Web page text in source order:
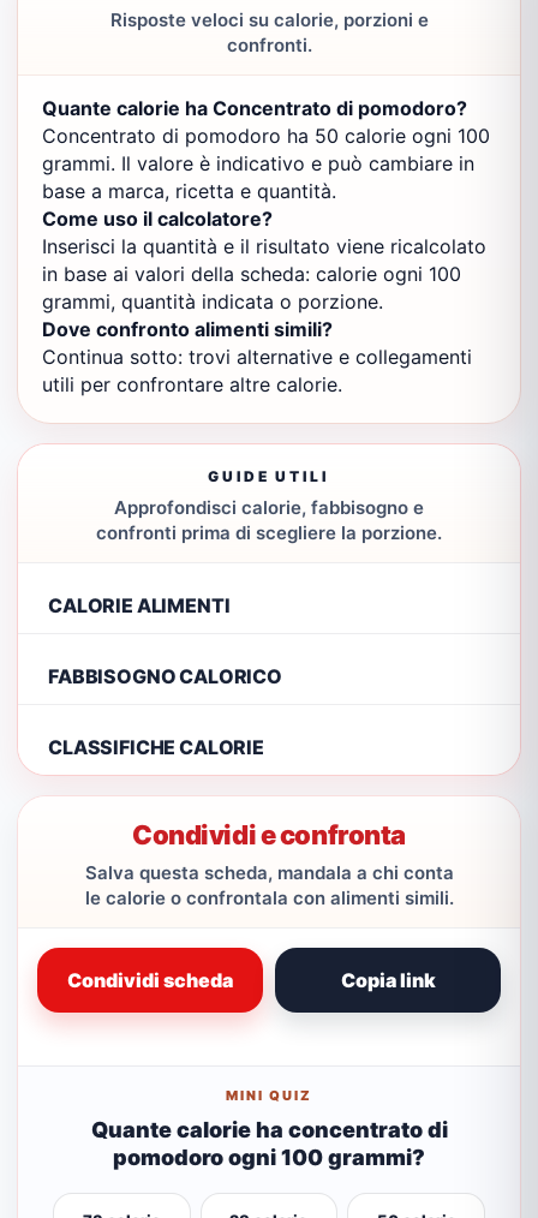
Risposte veloci su calorie, porzioni e
confronti.
Quante calorie ha Concentrato di pomodoro?
Concentrato di pomodoro ha 50 calorie ogni 100
grammi. Il valore è indicativo e può cambiare in
base a marca, ricetta e quantità.
Come uso il calcolatore?
Inserisci la quantità e il risultato viene ricalcolato
in base ai valori della scheda: calorie ogni 100
grammi, quantità indicata o porzione.
Dove confronto alimenti simili?
Continua sotto: trovi alternative e collegamenti
utili per confrontare altre calorie.
GUIDE UTILI
Approfondisci calorie, fabbisogno e
confronti prima di scegliere la porzione.
CALORIE ALIMENTI
FABBISOGNO CALORICO
CLASSIFICHE CALORIE
Condividi e confronta
Salva questa scheda, mandala a chi conta
le calorie o confrontala con alimenti simili.
Condividi scheda Copia link
MINI QUIZ
Quante calorie ha concentrato di
pomodoro ogni 100 grammi?